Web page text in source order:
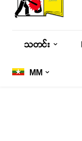
သတင်း
MM